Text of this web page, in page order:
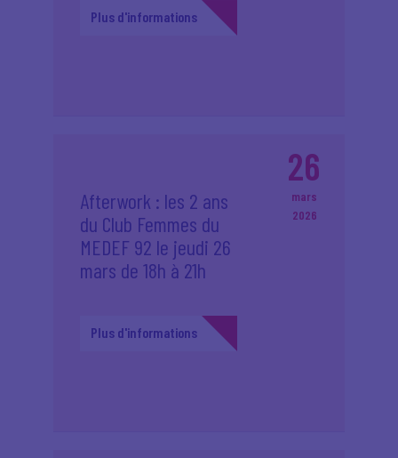
Plus d'informations
26
mars
2026
Afterwork : les 2 ans
du Club Femmes du
MEDEF 92 le jeudi 26
mars de 18h à 21h
Plus d'informations